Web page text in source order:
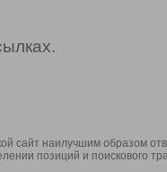
сайт наилучшим образом
позиций и поискового